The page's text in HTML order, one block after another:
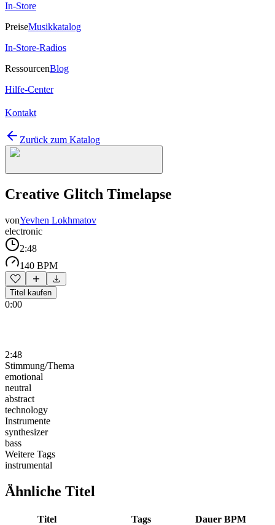
In-Store
PreiseMusikkatalog
In-Store-Radios
RessourcenBlog
Hilfe-Center
Kontakt
Zurück zum Katalog
Creative Glitch Timelapse
vonYevhen Lokhmatov
electronic
2:48
140 BPM
Titel kaufen
0:00
2:48
Stimmung/Thema
emotional
neutral
abstract
technology
Instrumente
synthesizer
bass
Weitere Tags
instrumental
Ähnliche Titel
Titel Tags Dauer BPM